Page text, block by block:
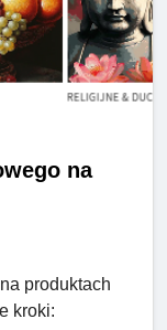
na
produktach
kroki: